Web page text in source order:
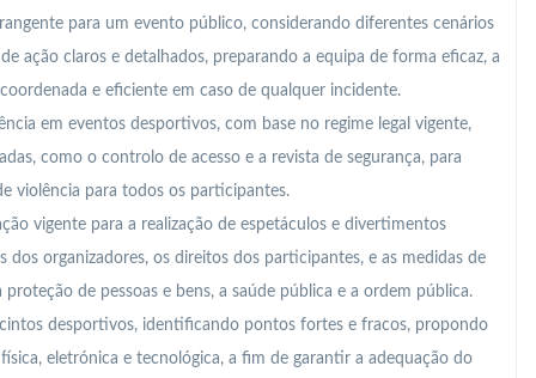
para um evento público, considerando diferentes cenários
ação claros e detalhados, preparando a equipa de forma eficaz, a
e eficiente em caso de qualquer incidente.
em eventos desportivos, com base no regime legal vigente,
como o controlo de acesso e a revista de segurança, para
violência para todos os participantes.
vigente para a realização de espetáculos e divertimentos
dos organizadores, os direitos dos participantes, e as medidas de
de pessoas e bens, a saúde pública e a ordem pública.
desportivos, identificando pontos fortes e fracos, propondo
eletrónica e tecnológica, a fim de garantir a adequação do